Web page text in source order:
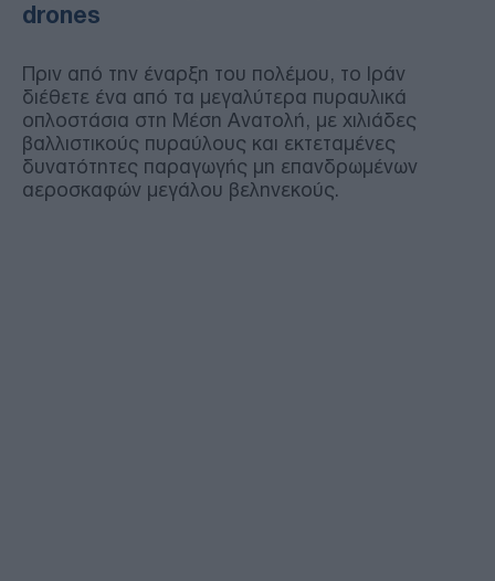
drones
Πριν από την έναρξη του πολέμου, το Ιράν
διέθετε ένα από τα μεγαλύτερα πυραυλικά
οπλοστάσια στη Μέση Ανατολή, με χιλιάδες
βαλλιστικούς πυραύλους και εκτεταμένες
δυνατότητες παραγωγής μη επανδρωμένων
αεροσκαφών μεγάλου βεληνεκούς.